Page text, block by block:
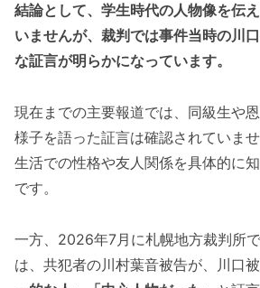
結論として、学生時代の人物像を伝
いませんが、裁判では事件当時の川
な証言が明らかになっています。
現在までの主要報道では、同級生や
様子を語った証言は確認されていま
生活での性格や友人関係を具体的に
です。
一方、2026年7月に札幌地方裁判所
は、共犯者の川村葉音被告が、川口